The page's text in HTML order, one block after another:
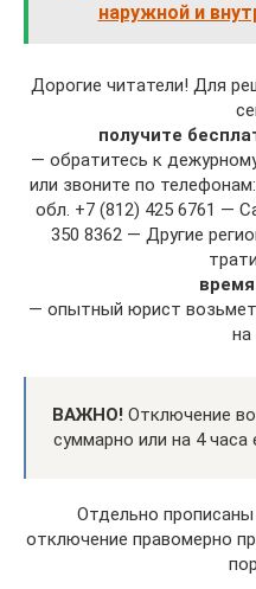
наружной и
Дорогие читатели! Для
получите
— обратитесь к
или звоните по
обл. +7 (812) 425 6761 —
350 8362 — Другие
— опытный юрист
на
ВАЖНО! Отключение
суммарно или на 4 часа
Отдельно
отключение правомерно